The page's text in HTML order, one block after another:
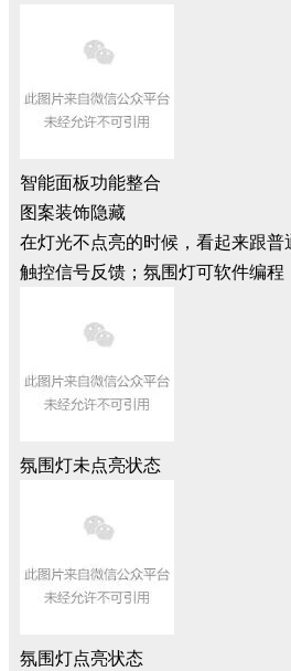
智能面板功能整合
图案装饰隐藏
在灯光不点亮的时候，看起来跟
触控信号反馈；氛围灯可软件编程
氛围灯未点亮状态
氛围灯点亮状态